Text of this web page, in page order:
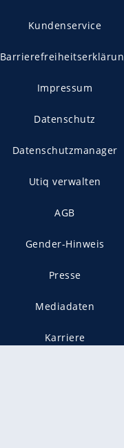
Kundenservice
Impressum
Datenschutz
Datenschutzmanager
Utiq verwalten
AGB
Gender-Hinweis
Presse
Mediadaten
Karriere